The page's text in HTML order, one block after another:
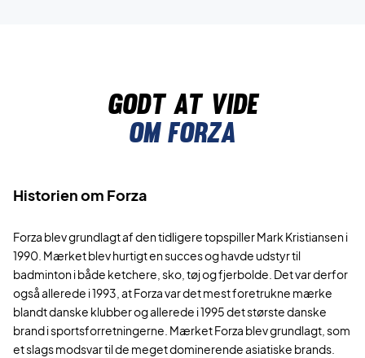
Godt at vide
Om forza
Historien om Forza
Forza blev grundlagt af den tidligere topspiller Mark Kristiansen i
1990. Mærket blev hurtigt en succes og havde udstyr til
badminton i både ketchere, sko, tøj og fjerbolde. Det var derfor
også allerede i 1993, at Forza var det mest foretrukne mærke
blandt danske klubber og allerede i 1995 det største danske
brand i sportsforretningerne. Mærket Forza blev grundlagt, som
et slags modsvar til de meget dominerende asiatiske brands.